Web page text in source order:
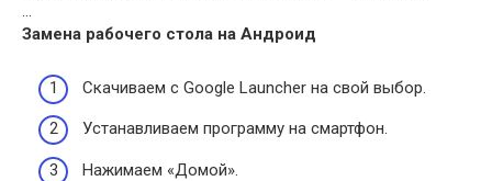
…
Замена рабочего стола на Андроид
Скачиваем с Google Launcher на свой выбор.
Устанавливаем программу на смартфон.
Нажимаем «Домой».